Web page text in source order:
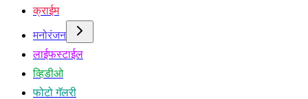
क्राईम
मनोरंजन
लाईफस्टाईल
व्हिडीओ
फोटो गॅलरी